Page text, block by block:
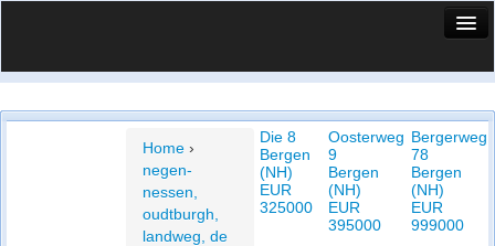
Vergelijk prijsposities - wijk
Home ›
negen-
nessen,
oudtburgh,
landweg, de
Die 8
Bergen
(NH)
EUR
325000
Oosterweg
9
Bergen
(NH)
EUR
395000
Bergerweg
78
Bergen
(NH)
EUR
999000